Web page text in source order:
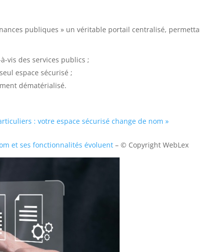
publiques » un véritable portail centralisé,
vis des services publics ;
espace sécurisé ;
dématérialisé.
: votre espace sécurisé change de nom »
et ses fonctionnalités évoluent– © Copyright WebLex